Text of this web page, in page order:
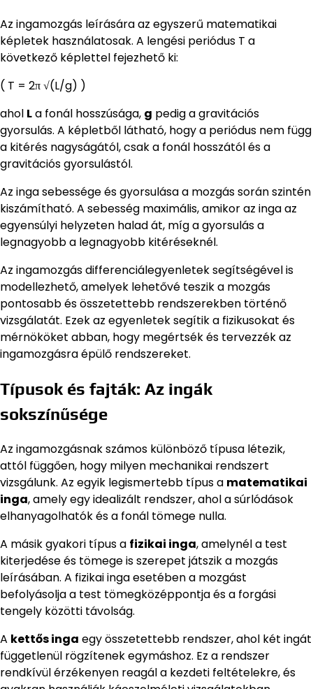
Az ingamozgás leírására az egyszerű matematikai
képletek használatosak. A lengési periódus T a
következő képlettel fejezhető ki:
( T = 2π √(L/g) )
ahol La fonál hosszúsága, g pedig a gravitációs
gyorsulás. A képletből látható, hogy a periódus nem függ
a kitérés nagyságától, csak a fonál hosszától és a
gravitációs gyorsulástól.
Az inga sebessége és gyorsulása a mozgás során szintén
kiszámítható. A sebesség maximális, amikor az inga az
egyensúlyi helyzeten halad át, míg a gyorsulás a
legnagyobb a legnagyobb kitéréseknél.
Az ingamozgás differenciálegyenletek segítségével is
modellezhető, amelyek lehetővé teszik a mozgás
pontosabb és összetettebb rendszerekben történő
vizsgálatát. Ezek az egyenletek segítik a fizikusokat és
mérnököket abban, hogy megértsék és tervezzék az
ingamozgásra épülő rendszereket.
Típusok és fajták: Az ingák
sokszínűsége
Az ingamozgásnak számos különböző típusa létezik,
attól függően, hogy milyen mechanikai rendszert
vizsgálunk. Az egyik legismertebb típus a matematikai
inga, amely egy idealizált rendszer, ahol a súrlódások
elhanyagolhatók és a fonál tömege nulla.
A másik gyakori típus a fizikai inga, amelynél a test
kiterjedése és tömege is szerepet játszik a mozgás
leírásában. A fizikai inga esetében a mozgást
befolyásolja a test tömegközéppontja és a forgási
tengely közötti távolság.
A kettős inga egy összetettebb rendszer, ahol két ingát
függetlenül rögzítenek egymáshoz. Ez a rendszer
rendkívül érzékenyen reagál a kezdeti feltételekre, és